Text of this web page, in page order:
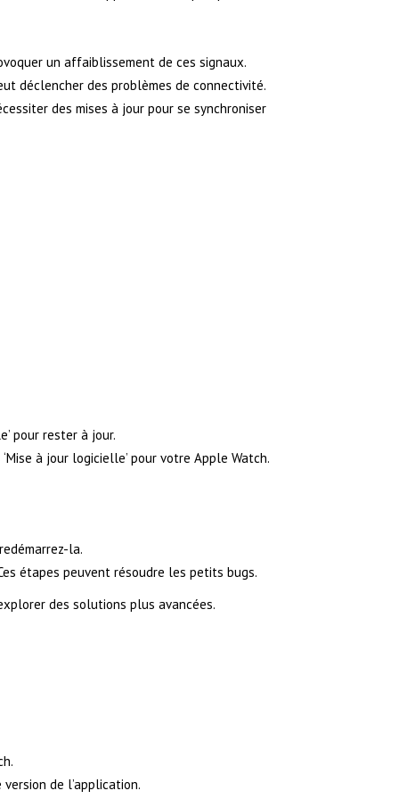
un affaiblissement de ces signaux.
déclencher des problèmes de connectivité.
des mises à jour pour se synchroniser
pour rester à jour.
à jour logicielle’ pour votre Apple Watch.
la.
étapes peuvent résoudre les petits bugs.
des solutions plus avancées.
de l’application.